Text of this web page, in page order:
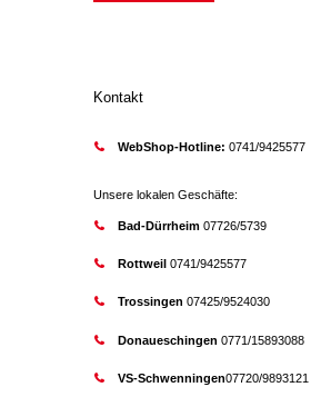
Kontakt
WebShop-Hotline: 0741/9425577
Unsere lokalen Geschäfte:
Bad-Dürrheim07726/5739
Rottweil0741/9425577
Trossingen 07425/9524030
Donaueschingen 0771/15893088
VS-Schwenningen07720/9893121